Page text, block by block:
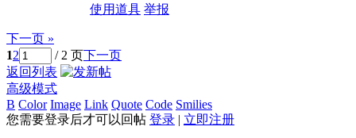
使用道具 举报
下一页 »
12 / 2 页下一页
返回列表
高级模式
B Color Image Link Quote Code Smilies
您需要登录后才可以回帖 登录 | 立即注册